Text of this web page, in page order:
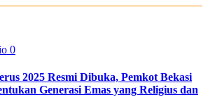
0
2025 Resmi Dibuka, Pemkot Bekasi
Generasi Emas yang Religius dan